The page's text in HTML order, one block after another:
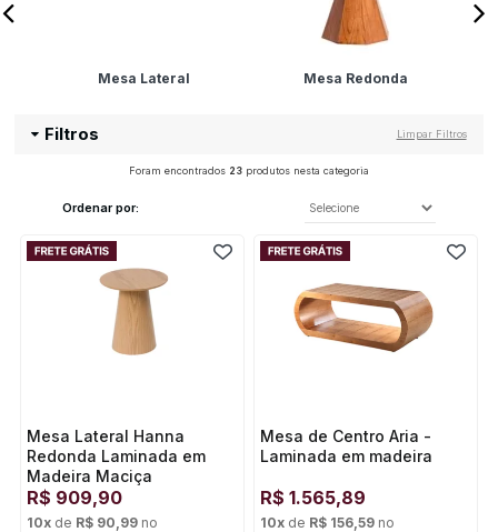
Mesa Lateral Mesa Redonda
Filtros Limpar Filtros
Foram encontrados 23produtos nesta categoria
Ordenar por:
Mesa Lateral Hanna
Redonda Laminada em
Madeira Maciça
R$ 909,90
10x de R$ 90,99 no
Mesa de Centro Aria -
Laminada em madeira
R$ 1.565,89
10x de R$ 156,59 no